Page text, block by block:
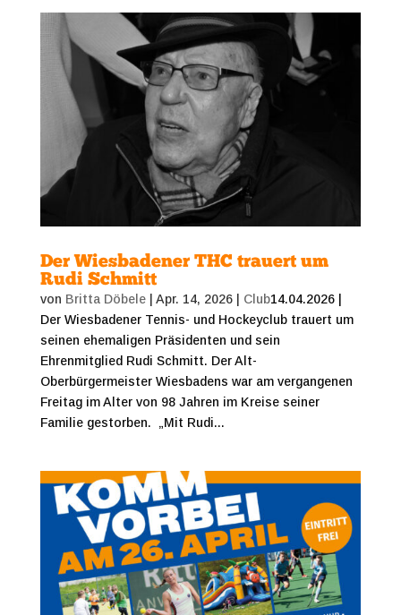
Der Wiesbadener THC trauert um
Rudi Schmitt
von Britta Döbele| Apr. 14, 2026| Club14.04.2026 |
Der Wiesbadener Tennis- und Hockeyclub trauert um
seinen ehemaligen Präsidenten und sein
Ehrenmitglied Rudi Schmitt. Der Alt-
Oberbürgermeister Wiesbadens war am vergangenen
Freitag im Alter von 98 Jahren im Kreise seiner
Familie gestorben. „Mit Rudi...